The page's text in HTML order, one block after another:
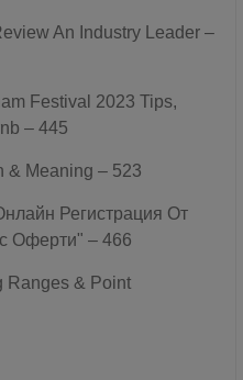
An Industry Leader –
Festival 2023 Tips,
– 445
& Meaning – 523
Регистрация От
Оферти" – 466
Ranges & Point